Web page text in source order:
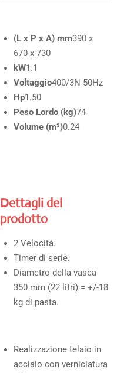
(L x P x A) mm390 x
670 x 730
kW1.1
Voltaggio400/3N 50Hz
Hp1.50
Peso Lordo (kg)74
Volume (m³)0.24
Dettagli del
prodotto
2 Velocità.
Timer di serie.
Diametro della vasca
350 mm (22 litri) = +/-18
kg di pasta.
Realizzazione telaio in
acciaio con verniciatura